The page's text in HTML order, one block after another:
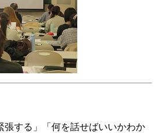
張する」「何を話せばいいかわか